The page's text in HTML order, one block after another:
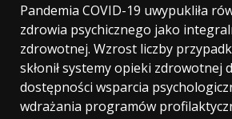
Pandemia COVID-19 uwypukliła
zdrowia psychicznego jako
zdrowotnej. Wzrost liczby
skłonił systemy opieki zdrowotnej
dostępności wsparcia
wdrażania programów